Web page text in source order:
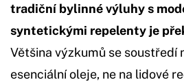
tradiční bylinné výluhy s
syntetickými repelenty je
Většina výzkumů se soustředí
esenciální oleje, ne na lidové